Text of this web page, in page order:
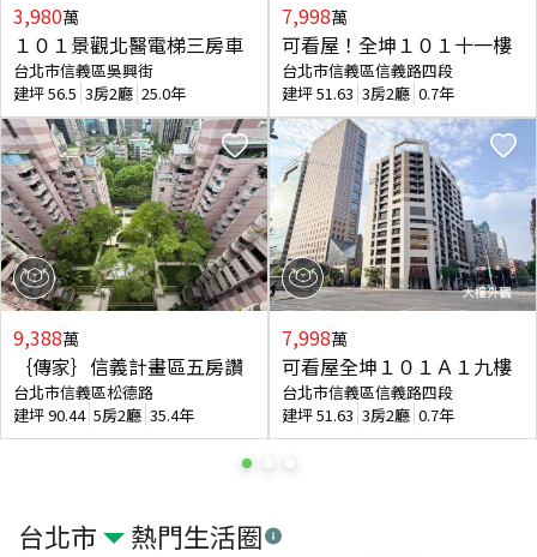
台北市 熱門生活圈
3,980萬
１０１景觀北醫電梯三房車
台北市信義區吳興街
建坪56.5 3房2廳 25.0年
9,388萬
｛傳家｝信義計畫區五房讚
台北市信義區松德路
建坪90.44 5房2廳 35.4年
7,998萬
可看屋！全坤１０１十一樓
台北市信義區信義路四段
建坪51.63 3房2廳 0.7年
7,998萬
可看屋全坤１０１Ａ１九樓
台北市信義區信義路四段
建坪51.63 3房2廳 0.7年